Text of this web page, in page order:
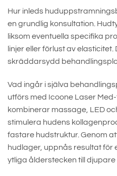
Hur inleds
en grundlig konsultation.
liksom eventuella specifika
linjer eller förlust av
skräddarsydd
Vad ingår i själva
utförs med Icoone Laser
kombinerar massage, LED
stimulera hudens
fastare hudstruktur. Genom
hudlager, uppnås resultat för
ytliga ålderstecken till